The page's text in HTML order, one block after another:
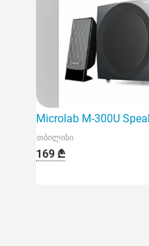
Microlab M-300U
თბილისი
169 ₾